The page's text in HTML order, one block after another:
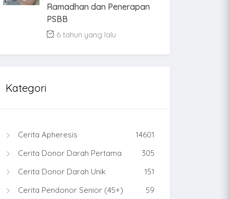
Ramadhan dan Penerapan
PSBB
6 tahun yang lalu
Kategori
Cerita Apheresis
14601
Cerita Donor Darah Pertama
305
Cerita Donor Darah Unik
151
Cerita Pendonor Senior (45+)
59